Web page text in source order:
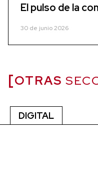
El pulso de la
30 de junio 2026
OTRAS
DIGITAL